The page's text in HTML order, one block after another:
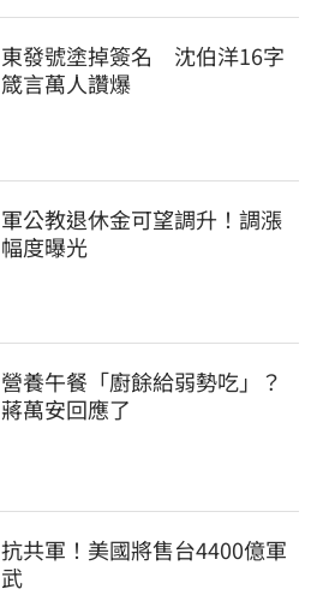
東發號塗掉簽名　沈伯洋16字
箴言萬人讚爆
軍公教退休金可望調升！調漲
幅度曝光
營養午餐「廚餘給弱勢吃」？
蔣萬安回應了
抗共軍！美國將售台4400億軍
武